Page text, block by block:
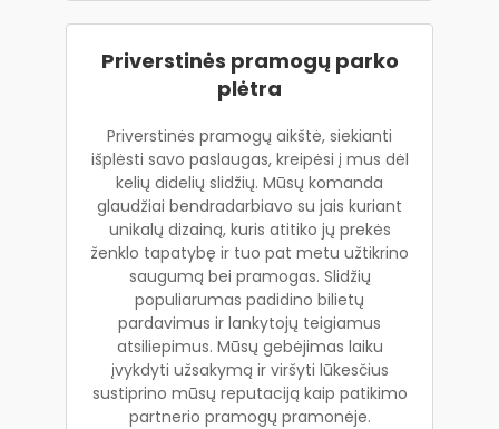
Priverstinės pramogų parko
plėtra
Priverstinės pramogų aikštė, siekianti
išplėsti savo paslaugas, kreipėsi į mus dėl
kelių didelių slidžių. Mūsų komanda
glaudžiai bendradarbiavo su jais kuriant
unikalų dizainą, kuris atitiko jų prekės
ženklo tapatybę ir tuo pat metu užtikrino
saugumą bei pramogas. Slidžių
populiarumas padidino bilietų
pardavimus ir lankytojų teigiamus
atsiliepimus. Mūsų gebėjimas laiku
įvykdyti užsakymą ir viršyti lūkesčius
sustiprino mūsų reputaciją kaip patikimo
partnerio pramogų pramonėje.